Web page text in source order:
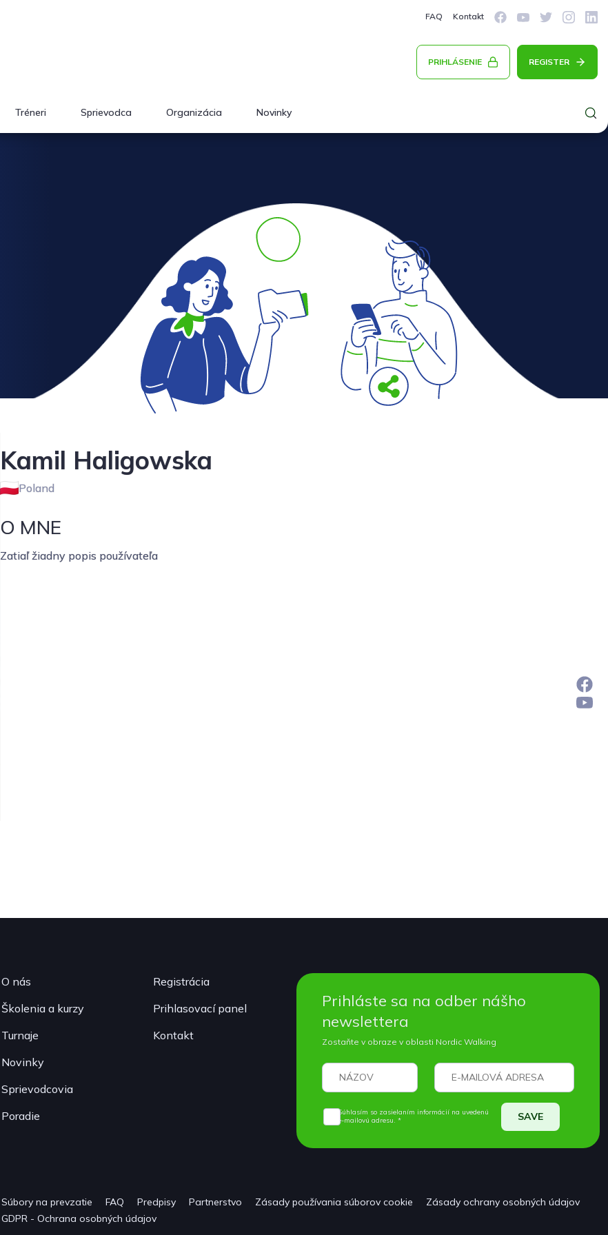
FAQ Kontakt
PRIHLÁSENIE REGISTER
Tréneri Sprievodca Organizácia Novinky
Kamil Haligowska
Poland
O MNE
Zatiaľ žiadny popis používateľa
O nás
Školenia a kurzy
Turnaje
Novinky
Sprievodcovia
Poradie
Registrácia
Prihlasovací panel
Kontakt
Prihláste sa na odber nášho
newslettera
Zostaňte v obraze v oblasti Nordic Walking
Súhlasím so zasielaním informácií na uvedenú
e-mailovú adresu. *
SAVE
Súbory na prevzatie FAQ Predpisy Partnerstvo Zásady používania súborov cookie
Zásady ochrany osobných údajov
GDPR - Ochrana osobných údajov